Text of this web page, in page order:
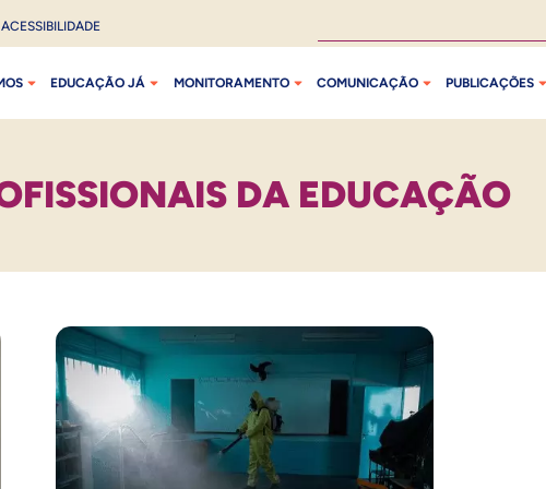
ACESSIBILIDADE
EDUCAÇÃO JÁ MONITORAMENTO COMUNICAÇÃO PUBLICAÇÕES
DA EDUCAÇÃO